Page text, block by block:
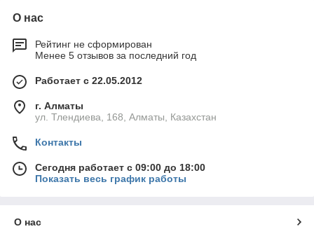
О нас
Рейтинг не сформирован
Менее 5 отзывов за последний год
Работает с 22.05.2012
г. Алматы
ул. Тлендиева, 168, Алматы, Казахстан
Контакты
Сегодня работает с 09:00 до 18:00
Показать весь график работы
О нас